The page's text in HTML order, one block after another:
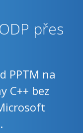
přes
PPTM na
C++ bez